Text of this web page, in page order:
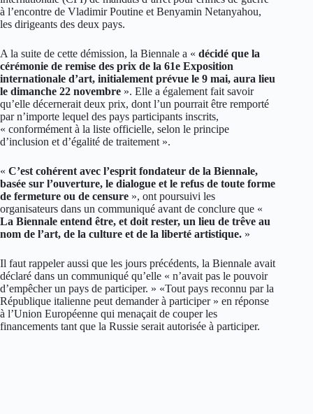
à l’encontre de Vladimir Poutine et Benyamin Netanyahou,
les dirigeants des deux pays.
A la suite de cette démission, la Biennale a « décidé que la
cérémonie de remise des prix de la 61e Exposition
internationale d’art, initialement prévue le 9 mai, aura lieu
le dimanche 22 novembre ». Elle a également fait savoir
qu’elle décernerait deux prix, dont l’un pourrait être remporté
par n’importe lequel des pays participants inscrits,
« conformément à la liste officielle, selon le principe
d’inclusion et d’égalité de traitement ».
« C’est cohérent avec l’esprit fondateur de la Biennale,
basée sur l’ouverture, le dialogue et le refus de toute forme
de fermeture ou de censure », ont poursuivi les
organisateurs dans un communiqué avant de conclure que «
La Biennale entend être, et doit rester, un lieu de trêve au
nom de l’art, de la culture et de la liberté artistique. »
Il faut rappeler aussi que les jours précédents, la Biennale avait
déclaré dans un communiqué qu’elle « n’avait pas le pouvoir
d’empêcher un pays de participer. » «Tout pays reconnu par la
République italienne peut demander à participer » en réponse
à l’Union Européenne qui menaçait de couper les
financements tant que la Russie serait autorisée à participer.